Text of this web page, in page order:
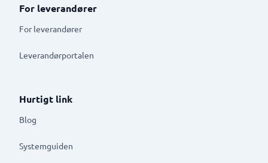
For leverandører
For leverandører
Leverandørportalen
Hurtigt link
Blog
Systemguiden